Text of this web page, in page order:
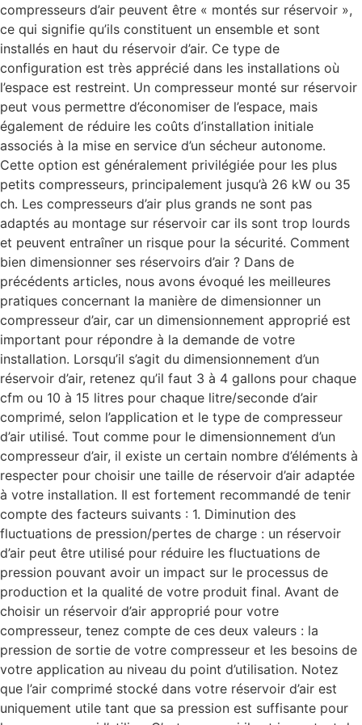
compresseurs d’air peuvent être « montés sur réservoir »,
ce qui signifie qu’ils constituent un ensemble et sont
installés en haut du réservoir d’air. Ce type de
configuration est très apprécié dans les installations où
l’espace est restreint. Un compresseur monté sur réservoir
peut vous permettre d’économiser de l’espace, mais
également de réduire les coûts d’installation initiale
associés à la mise en service d’un sécheur autonome.
Cette option est généralement privilégiée pour les plus
petits compresseurs, principalement jusqu’à 26 kW ou 35
ch. Les compresseurs d’air plus grands ne sont pas
adaptés au montage sur réservoir car ils sont trop lourds
et peuvent entraîner un risque pour la sécurité. Comment
bien dimensionner ses réservoirs d’air ? Dans de
précédents articles, nous avons évoqué les meilleures
pratiques concernant la manière de dimensionner un
compresseur d’air, car un dimensionnement approprié est
important pour répondre à la demande de votre
installation. Lorsqu’il s’agit du dimensionnement d’un
réservoir d’air, retenez qu’il faut 3 à 4 gallons pour chaque
cfm ou 10 à 15 litres pour chaque litre/seconde d’air
comprimé, selon l’application et le type de compresseur
d’air utilisé. Tout comme pour le dimensionnement d’un
compresseur d’air, il existe un certain nombre d’éléments à
respecter pour choisir une taille de réservoir d’air adaptée
à votre installation. Il est fortement recommandé de tenir
compte des facteurs suivants : 1. Diminution des
fluctuations de pression/pertes de charge : un réservoir
d’air peut être utilisé pour réduire les fluctuations de
pression pouvant avoir un impact sur le processus de
production et la qualité de votre produit final. Avant de
choisir un réservoir d’air approprié pour votre
compresseur, tenez compte de ces deux valeurs : la
pression de sortie de votre compresseur et les besoins de
votre application au niveau du point d’utilisation. Notez
que l’air comprimé stocké dans votre réservoir d’air est
uniquement utile tant que sa pression est suffisante pour